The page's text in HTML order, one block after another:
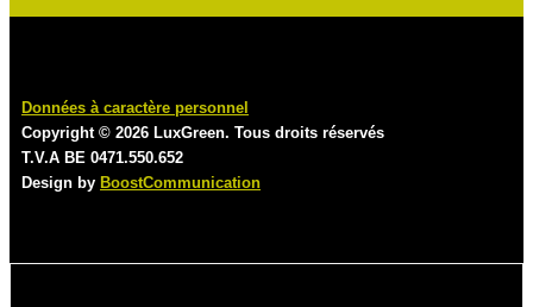
Données à caractère personnel
Copyright © 2026 LuxGreen. Tous droits réservés
T.V.A BE 0471.550.652
Design by BoostCommunication